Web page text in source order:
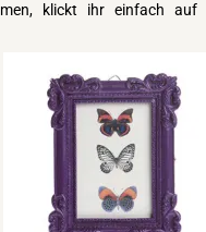
klickt ihr einfach auf